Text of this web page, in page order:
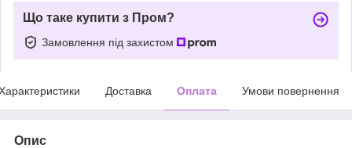
Що таке купити з Пром?
Замовлення під захистом
Доставка Оплата Умови повернення
Опис